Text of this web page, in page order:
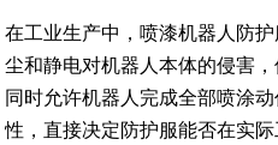
在工业生产中，喷漆机器人防
尘和静电对机器人本体的侵害
同时允许机器人完成全部喷涂
性，直接决定防护服能否在实